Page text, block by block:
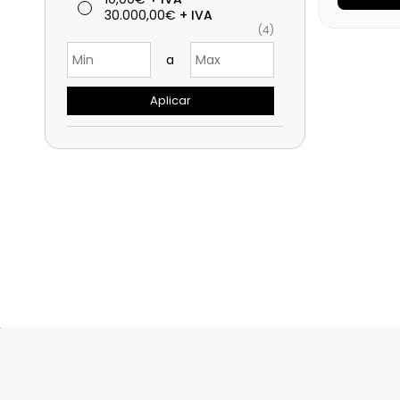
30.000,00€ + IVA
(4)
a
Aplicar